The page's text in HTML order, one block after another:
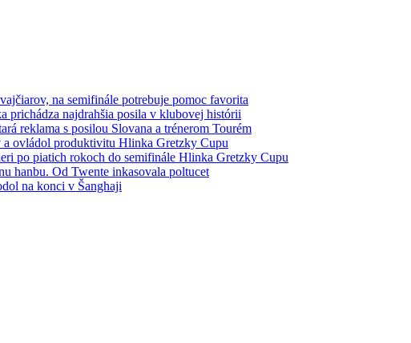
na semifinále potrebuje pomoc favorita
najdrahšia posila v klubovej histórii
reklama s posilou Slovana a trénerom Tourém
ovládol produktivitu Hlinka Gretzky Cupu
po piatich rokoch do semifinále Hlinka Gretzky Cupu
hanbu. Od Twente inkasovala poltucet
na konci v Šanghaji